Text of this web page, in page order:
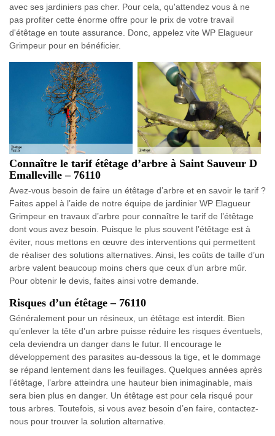
avec ses jardiniers pas cher. Pour cela, qu'attendez vous à ne
pas profiter cette énorme offre pour le prix de votre travail
d'étêtage en toute assurance. Donc, appelez vite WP Elagueur
Grimpeur pour en bénéficier.
Connaître le tarif étêtage d’arbre à Saint Sauveur D
Emalleville – 76110
Avez-vous besoin de faire un étêtage d’arbre et en savoir le tarif ?
Faites appel à l’aide de notre équipe de jardinier WP Elagueur
Grimpeur en travaux d’arbre pour connaître le tarif de l’étêtage
dont vous avez besoin. Puisque le plus souvent l’étêtage est à
éviter, nous mettons en œuvre des interventions qui permettent
de réaliser des solutions alternatives. Ainsi, les coûts de taille d’un
arbre valent beaucoup moins chers que ceux d’un arbre mûr.
Pour obtenir le devis, faites ainsi votre demande.
Risques d’un étêtage – 76110
Généralement pour un résineux, un étêtage est interdit. Bien
qu’enlever la tête d’un arbre puisse réduire les risques éventuels,
cela deviendra un danger dans le futur. Il encourage le
développement des parasites au-dessous la tige, et le dommage
se répand lentement dans les feuillages. Quelques années après
l’étêtage, l’arbre atteindra une hauteur bien inimaginable, mais
sera bien plus en danger. Un étêtage est pour cela risqué pour
tous arbres. Toutefois, si vous avez besoin d’en faire, contactez-
nous pour trouver la solution alternative.